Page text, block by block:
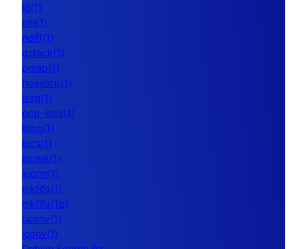
ld(1)
nm(1)
ndiff(1)
gstack(1)
pmap(1)
hugetop(1)
lsirq(1)
pcp-ipcs(1)
lsipc(1)
ipcs(1)
ipcmk(1)
ipcrm(1)
mkfifo(1)
mkfifo(1p)
uconv(1)
iconv(1)